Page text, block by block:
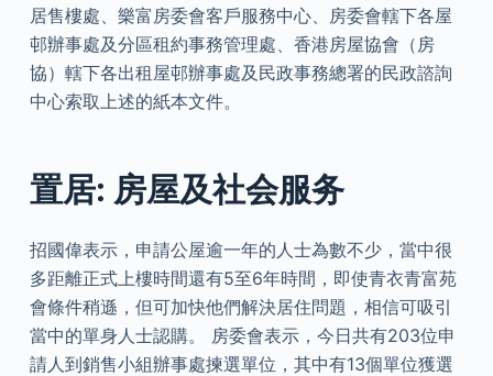
居售樓處、樂富房委會客戶服務中心、房委會轄下各屋
邨辦事處及分區租約事務管理處、香港房屋協會（房
協）轄下各出租屋邨辦事處及民政事務總署的民政諮詢
中心索取上述的紙本文件。
置居: 房屋及社会服务
招國偉表示，申請公屋逾一年的人士為數不少，當中很
多距離正式上樓時間還有5至6年時間，即使青衣青富苑
會條件稍遜，但可加快他們解決居住問題，相信可吸引
當中的單身人士認購。 房委會表示，今日共有203位申
請人到銷售小組辦事處揀選單位，其中有13個單位獲選